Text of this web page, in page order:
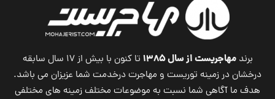
برندمهاجریست از سال ۱۳۸۵
تا کنون با بیش از ۱۷ سال سابقه
درخشان در زمینه توریست و مهاجرت درخدمت شما عزیزان می باشد.
هدف ما آگاهی شما نسبت به موضوعات مختلف زمینه های مختلفی